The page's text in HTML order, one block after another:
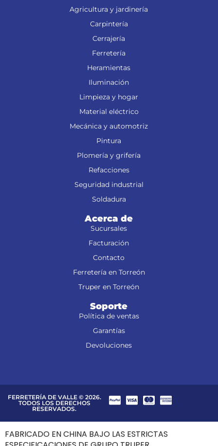
Agricultura y jardinería
Carpintería
Cerrajería
Ferretería
Heramientas
Iluminación
Limpieza y hogar
Material eléctrico
Mecánica y automotriz
Pintura
Plomería y grifería
Refacciones
Seguridad industrial
Soldadura
Acerca de
Sucursales
Facturación
Contacto
Ferretería en Torreón
Truper en Torreón
Soporte
Política de ventas
Garantías
Devoluciones
FERRETERÍA DE VALLE © 2026.
TODOS LOS DERECHOS
RESERVADOS.
FABRICADO EN CHINA BAJO LAS ESTRICTAS